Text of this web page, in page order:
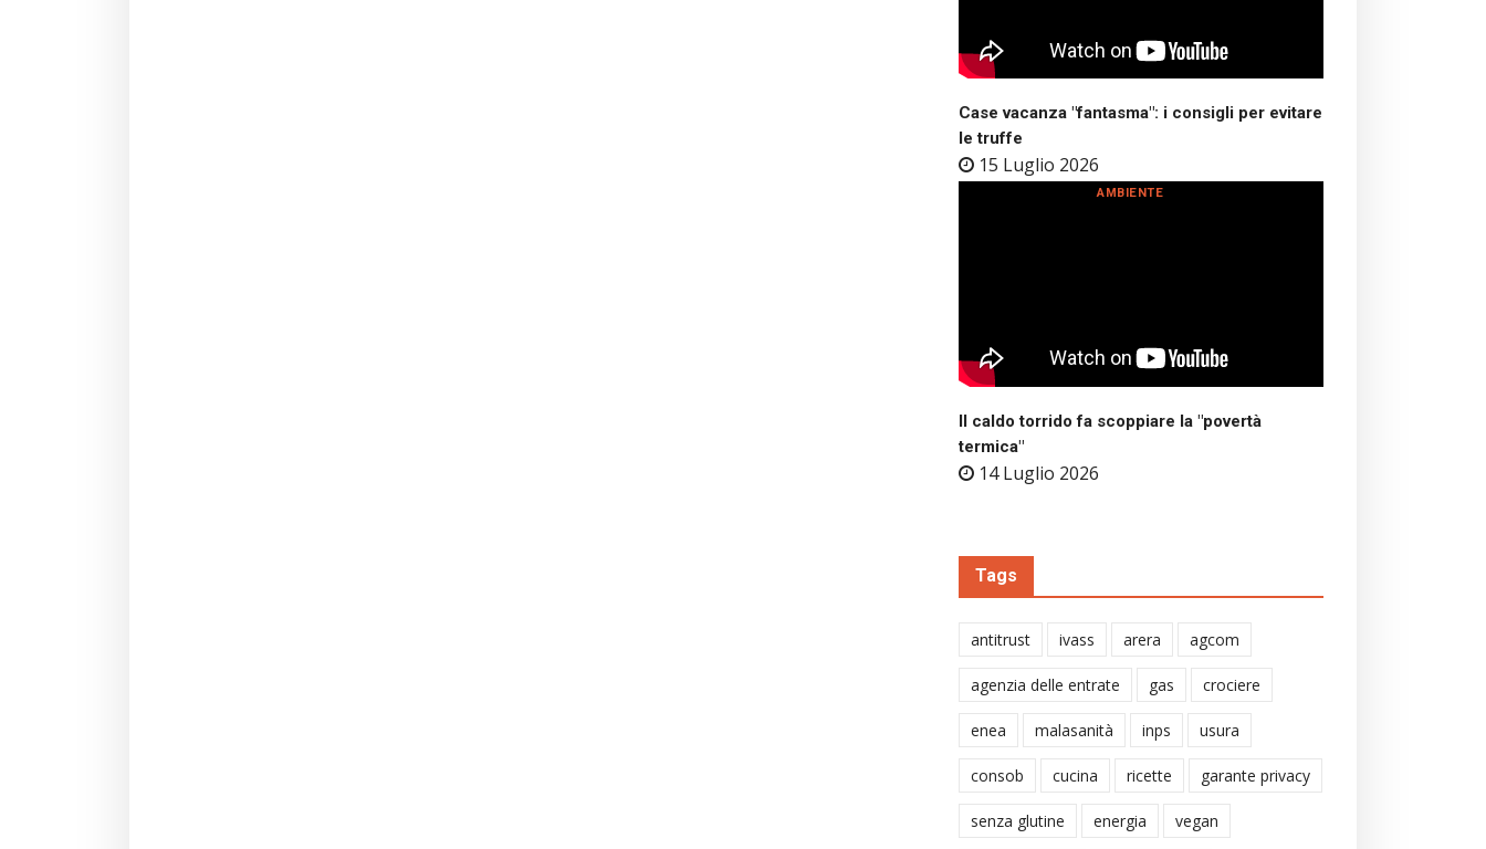
Case vacanza "fantasma": i consigli per evitare
le truffe
15 Luglio 2026
Il caldo torrido fa scoppiare la "povertà
termica"
14 Luglio 2026
AMBIENTE
Tags
antitrust ivass arera agcom
agenzia delle entrate gas crociere
enea malasanità inps usura
consob cucina ricette garante privacy
senza glutine energia vegan